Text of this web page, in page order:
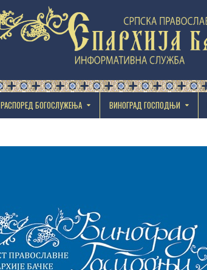
РАСПОРЕД БОГОСЛУЖЕЊА ВИНОГРАД ГОСПОДЊИ